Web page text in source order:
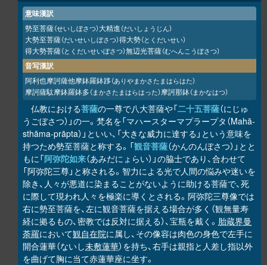
意味漢訳
勢至菩薩（せいしぼさつ）大精進（だいしょうじん）
大勢至菩薩（だいせいしぼさつ）得大勢（とくだいせい）
得大勢菩薩（とくだいせいぼさつ）無辺光菩薩（むへんこうぼさつ）
音写漢訳
阿利也摩訶薩他摩鉢羅鉢跢（ありやまかさたまはらはた）
摩訶薩駄摩鉢羅鉢多（まかさたまはらはった）摩訶那鉢（まかなはつ）
仏教における菩薩の一尊で八大菩薩や「二十五菩薩（にじゅ
うごぼさつ）」の一。梵名を「マハースターマプラープタ（Mahā-
sthāma-prāpta）」といい、「大きな威力に達する」という意味を
持つため勢至菩薩と称する。「観音菩薩（かんのんぼさつ）」とと
もに「阿弥陀如来（あみだにょらい）」の脇士であり、合わせて
「阿弥陀三尊」と称される。智力による光で人間の悩みや迷いを
除き、人々が悪道に染まることがないように助ける菩薩で、死
に際して現われ人々を極楽に導くとされる。阿弥陀三尊像では
右に勢至菩薩を、左に観音菩薩を据える場合が多く（観無量寿
経に拠るもの、密教では反対に据える）、宝瓶を戴く。 胎蔵界曼
荼羅において観自在院に属し、その像容は肉色の身色で左手に
開合蓮華（ないし未敷蓮華）を持ち、右手は親指と人差し指以外
を曲げて胸に当て赤蓮華座に坐す。